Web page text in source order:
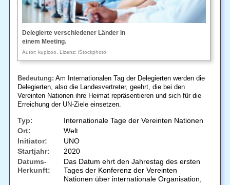
Delegierte verschiedener Länder in
einem Meeting.
Autor: kupicoo, Lizenz: iStockphoto
Bedeutung: Am Internationalen Tag der Delegierten werden die
Delegierten, also die Landesvertreter, geehrt, die bei den
Vereinten Nationen ihre Heimat repräsentieren und sich für die
Erreichung der UN-Ziele einsetzen.
Typ:
Internationale Tage der Vereinten Nationen
Ort:
Welt
Initiator:
UNO
Startjahr:
2020
Datums-
Herkunft:
Das Datum ehrt den Jahrestag des ersten
Tages der Konferenz der Vereinten
Nationen über internationale Organisation,